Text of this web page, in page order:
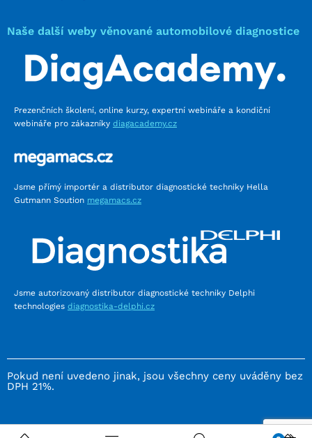
Naše další weby věnované automobilové diagnostice
Prezenčních školení, online kurzy, expertní webináře a kondiční
webináře pro zákazníky diagacademy.cz
Jsme přímý importér a distributor diagnostické techniky Hella
Gutmann Soution megamacs.cz
Jsme autorizovaný distributor diagnostické techniky Delphi
technologies diagnostika-delphi.cz
Pokud není uvedeno jinak, jsou všechny ceny uváděny bez
DPH 21%.